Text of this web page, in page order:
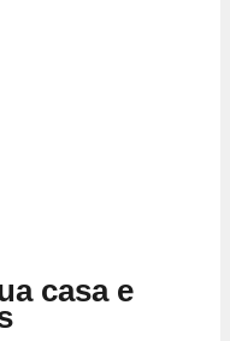
casa e